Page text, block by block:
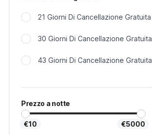
21 Giorni Di Cancellazione Gratuita
30 Giorni Di Cancellazione Gratuita
43 Giorni Di Cancellazione Gratuita
Prezzo a notte
€10 €5000